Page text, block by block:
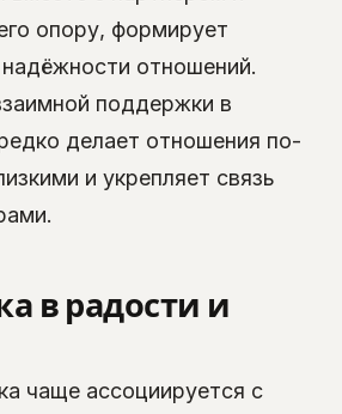
опору, формирует
отношений.
поддержки в
делает отношения по-
и укрепляет связь
в радости и
чаще ассоциируется с